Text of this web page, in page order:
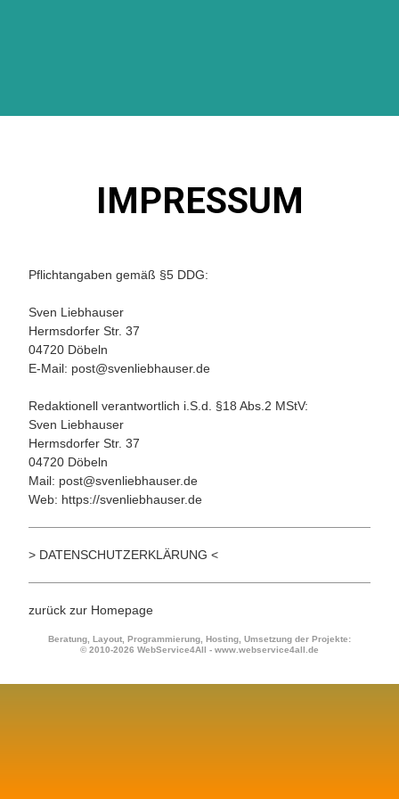
IMPRESSUM
Pflichtangaben gemäß §5 DDG:
Sven Liebhauser
Hermsdorfer Str. 37
04720 Döbeln
E-Mail: post@svenliebhauser.de
Redaktionell verantwortlich i.S.d. §18 Abs.2 MStV:
Sven Liebhauser
Hermsdorfer Str. 37
04720 Döbeln
Mail: post@svenliebhauser.de
Web: https://svenliebhauser.de
> DATENSCHUTZERKLÄRUNG <
zurück zur Homepage
Beratung, Layout, Programmierung, Hosting, Umsetzung der Projekte:
© 2010-2026 WebService4All - www.webservice4all.de